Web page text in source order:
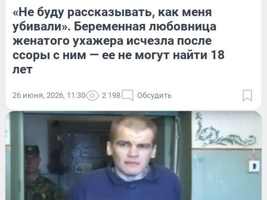
«Не буду рассказывать, как меня
убивали». Беременная любовница
женатого ухажера исчезла после
ссоры с ним — ее не могут найти 18
лет
26 июня, 2026, 11:30 2 198 Обсудить